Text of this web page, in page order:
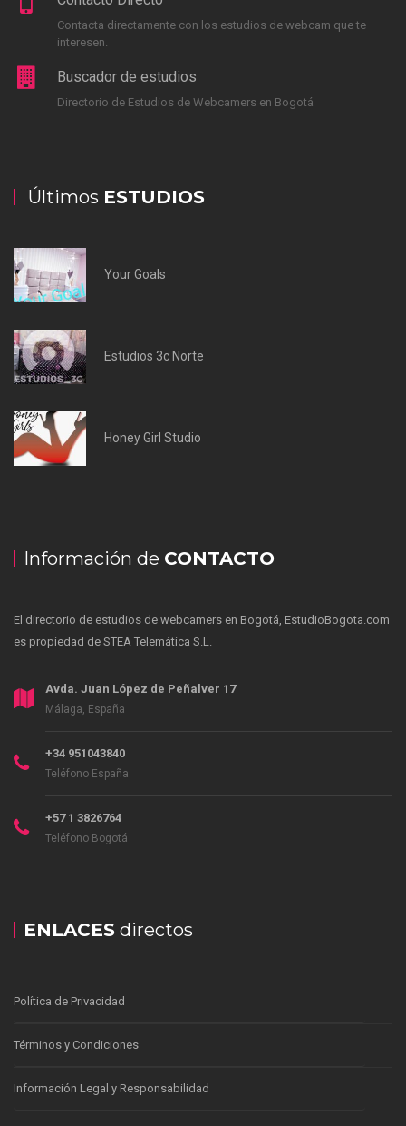
Contacta directamente con los estudios de webcam que te
interesen.
Buscador de estudios
Directorio de Estudios de Webcamers en Bogotá
Últimos ESTUDIOS
Your Goals
Estudios 3c Norte
Honey Girl Studio
Información de CONTACTO
El directorio de estudios de webcamers en Bogotá, EstudioBogota.com
es propiedad de STEA Telemática S.L.
Avda. Juan López de Peñalver 17
Málaga, España
+34 951043840
Teléfono España
+57 1 3826764
Teléfono Bogotá
ENLACES directos
Política de Privacidad
Términos y Condiciones
Información Legal y Responsabilidad